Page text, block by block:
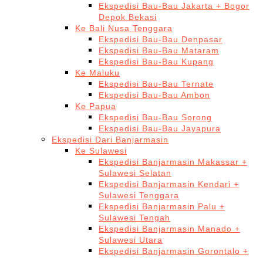
Ekspedisi Bau-Bau Jakarta + Bogor
Depok Bekasi
Ke Bali Nusa Tenggara
Ekspedisi Bau-Bau Denpasar
Ekspedisi Bau-Bau Mataram
Ekspedisi Bau-Bau Kupang
Ke Maluku
Ekspedisi Bau-Bau Ternate
Ekspedisi Bau-Bau Ambon
Ke Papua
Ekspedisi Bau-Bau Sorong
Ekspedisi Bau-Bau Jayapura
Ekspedisi Dari Banjarmasin
Ke Sulawesi
Ekspedisi Banjarmasin Makassar +
Sulawesi Selatan
Ekspedisi Banjarmasin Kendari +
Sulawesi Tenggara
Ekspedisi Banjarmasin Palu +
Sulawesi Tengah
Ekspedisi Banjarmasin Manado +
Sulawesi Utara
Ekspedisi Banjarmasin Gorontalo +